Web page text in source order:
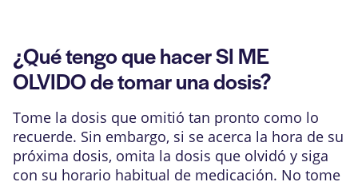
¿Qué tengo que hacer SI ME
OLVIDO de tomar una dosis?
Tome la dosis que omitió tan pronto como lo
recuerde. Sin embargo, si se acerca la hora de su
próxima dosis, omita la dosis que olvidó y siga
con su horario habitual de medicación. No tome